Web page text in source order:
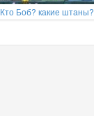
Кто Боб? какие штаны?